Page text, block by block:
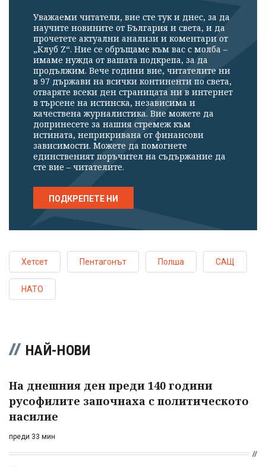
Уважаеми читатели, вие сте тук и днес, за да
научите новините от България и света, и да
прочетете актуални анализи и коментари от
„Клуб Z“. Ние се обръщаме към вас с молба –
имаме нужда от вашата подкрепа, за да
продължим. Вече години вие, читателите ни
в 97 държави на всички континенти по света,
отваряте всеки ден страницата ни в интернет
в търсене на истинска, независима и
качествена журналистика. Вие можете да
допринесете за нашия стремеж към
истината, неприкривана от финансови
зависимости. Можете да помогнете
единственият поръчител на съдържание да
сте вие – читателите.
ПОДКРЕПЕТЕ НИ
Хетсет Пентагонът Полша САЩ
НАТО
НАЙ-НОВИ
На днешния ден преди 140 години
русофилите започнаха с политическото
насилие
преди 33 мин